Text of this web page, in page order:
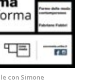
con Simone